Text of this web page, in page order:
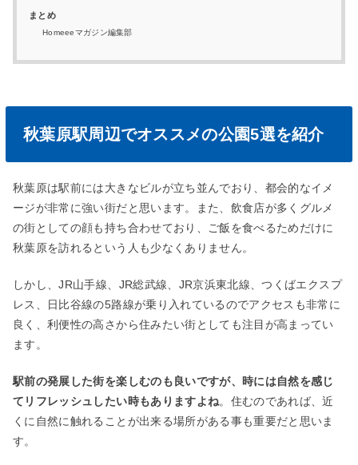
まとめ
Homeeeマガジン編集部
秋葉原駅周辺でオススメの公園5選を紹介
秋葉原は駅前には大きなビルが立ち並んでおり、都会的なイメ
ージが非常に強い街だと思います。また、飲食店が多くグルメ
の街としての顔も持ち合わせており、ご飯を食べるためだけに
秋葉原を訪れるという人も少なくありません。
しかし、JR山手線、JR総武線、JR京浜東北線、つくばエクスプ
レス、日比谷線の5路線が乗り入れているのでアクセスも非常に
良く、利便性の高さから住みたい街としても注目が高まってい
ます。
駅前の発展した街を楽しむのも良いですが、時には自然を感じ
てリフレッシュしたい時もありますよね。住むのであれば、近
くに自然に触れることが出来る場所がある事も重要だと思いま
す。